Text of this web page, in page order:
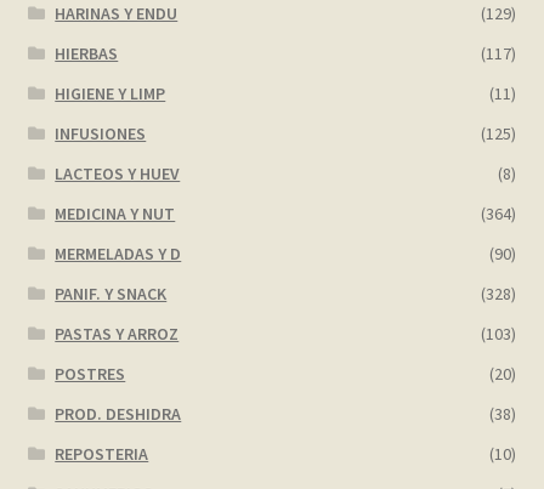
Wishlist
HARINAS Y ENDU
(129)
HIERBAS
(117)
HIGIENE Y LIMP
(11)
INFUSIONES
(125)
LACTEOS Y HUEV
(8)
MEDICINA Y NUT
(364)
MERMELADAS Y D
(90)
PANIF. Y SNACK
(328)
PASTAS Y ARROZ
(103)
POSTRES
(20)
PROD. DESHIDRA
(38)
REPOSTERIA
(10)